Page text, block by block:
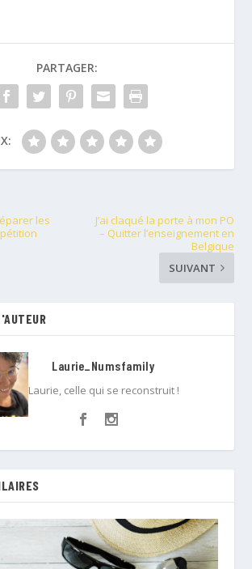
PARTAGER:
les
J’ai claqué la porte à mon PO
– Quitter l’enseignement en
Belgique
SUIVANT
Laurie_Numsfamily
Laurie, celle qui se reconstruit !